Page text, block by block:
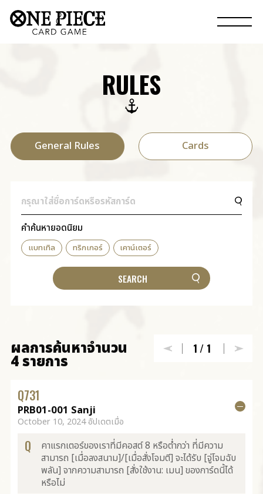
RULES
General Rules Cards
คำค้นหายอดนิยม
แบทเทิล ทริกเกอร์ เคาน์เตอร์
ผลการค้นหาจำนวน
4 รายการ
1/1
Q731
PRB01-001 Sanji
October 10, 2024 อัปเดตเมื่อ
Q
คาแรกเตอร์ของเราที่มีคอสต์ 8 หรือต่ำกว่า ที่มีความ
สามารถ [เมื่อลงสนาม]/[เมื่อสั่งโจมตี] จะได้รับ [จู่โจมฉับ
พลัน] จากความสามารถ [สั่งใช้งาน: เมน] ของการ์ดนี้ได้
หรือไม่